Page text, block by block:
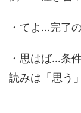
・てよ…完了
・思はば…条
読みは「思う